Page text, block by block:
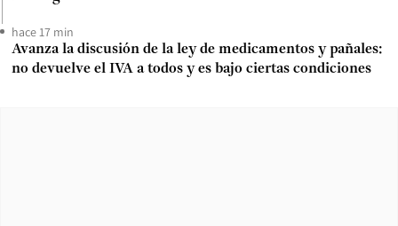
hace 17 min
Avanza la discusión de la ley de medicamentos y pañales:
no devuelve el IVA a todos y es bajo ciertas condiciones